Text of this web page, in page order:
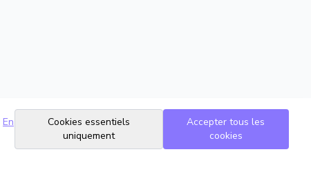
En
Cookies essentiels
uniquement
Accepter tous les
cookies